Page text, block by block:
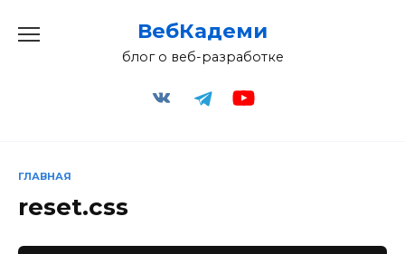
ВебКадеми
блог о веб-разработке
ГЛАВНАЯ
reset.css